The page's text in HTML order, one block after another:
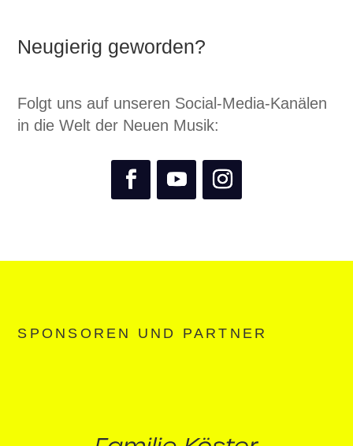
Neugierig geworden?
Folgt uns auf unseren Social-Media-Kanälen
in die Welt der Neuen Musik:
SPONSOREN UND PARTNER